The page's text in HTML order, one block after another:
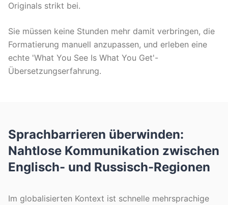
Originals strikt bei.
Sie müssen keine Stunden mehr damit verbringen, die
Formatierung manuell anzupassen, und erleben eine
echte 'What You See Is What You Get'-
Übersetzungserfahrung.
Sprachbarrieren überwinden:
Nahtlose Kommunikation zwischen
Englisch- und Russisch-Regionen
Im globalisierten Kontext ist schnelle mehrsprachige